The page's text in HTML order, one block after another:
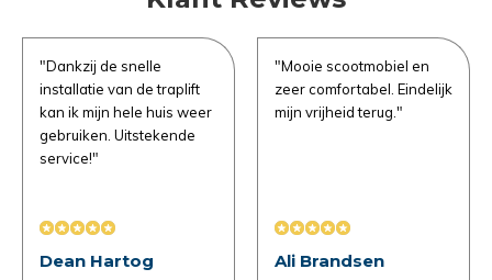
"Dankzij de snelle
installatie van de traplift
kan ik mijn hele huis weer
gebruiken. Uitstekende
service!"
Dean Hartog
"Mooie scootmobiel en
zeer comfortabel. Eindelijk
mijn vrijheid terug."
Ali Brandsen
winkel